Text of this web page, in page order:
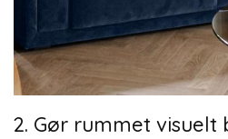
2. Gør rummet visuelt